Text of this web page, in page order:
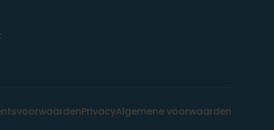
PrivacyAlgemene voorwaarden